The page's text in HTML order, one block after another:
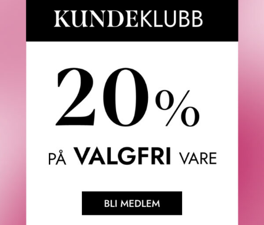
Fredrik & Louisa
Om Fredrik & Louisa
Redegjørelse åpenhetsloven